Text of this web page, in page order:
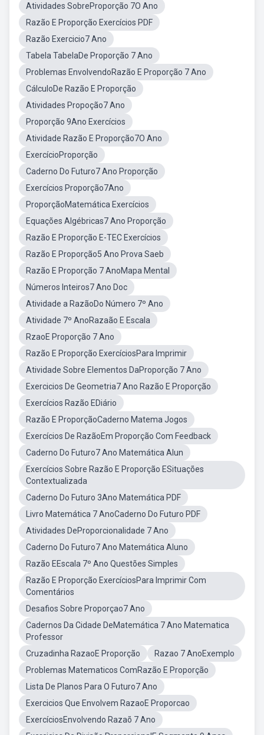
Atividades SobreProporção 7O Ano
Razão E Proporção Exercícios PDF
Razão Exercicio7 Ano
Tabela TabelaDe Proporção 7 Ano
Problemas EnvolvendoRazão E Proporção 7 Ano
CálculoDe Razão E Proporção
Atividades Propoção7 Ano
Proporção 9Ano Exercícios
Atividade Razão E Proporção7O Ano
ExercícioProporção
Caderno Do Futuro7 Ano Proporção
Exercícios Proporção7Ano
ProporçãoMatemática Exercícios
Equações Algébricas7 Ano Proporção
Razão E Proporção E-TEC Exercícios
Razão E Proporção5 Ano Prova Saeb
Razão E Proporção 7 AnoMapa Mental
Números Inteiros7 Ano Doc
Atividade a RazãoDo Número 7º Ano
Atividade 7º AnoRazaão E Escala
RzaoE Proporção 7 Ano
Razão E Proporção ExercíciosPara Imprimir
Atividade Sobre Elementos DaProporção 7 Ano
Exercicios De Geometria7 Ano Razão E Proporção
Exercícios Razão EDiário
Razão E ProporçãoCaderno Matema Jogos
Exercícios De RazãoEm Proporção Com Feedback
Caderno Do Futuro7 Ano Matemática Alun
Exercícios Sobre Razão E Proporção ESituações
Contextualizada
Caderno Do Futuro 3Ano Matemática PDF
Livro Matemática 7 AnoCaderno Do Futuro PDF
Atividades DeProporcionalidade 7 Ano
Caderno Do Futuro7 Ano Matemática Aluno
Razão EEscala 7º Ano Questões Simples
Razão E Proporção ExercíciosPara Imprimir Com
Comentários
Desafios Sobre Proporçao7 Ano
Cadernos Da Cidade DeMatemática 7 Ano Matematica
Professor
Cruzadinha RazaoE Proporção
Razao 7 AnoExemplo
Problemas Matematicos ComRazão E Proporção
Lista De Planos Para O Futuro7 Ano
Exercicios Que Envolvem RazaoE Proporcao
ExercíciosEnvolvendo Razaõ 7 Ano